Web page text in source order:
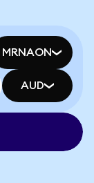
MRNAON
AUD